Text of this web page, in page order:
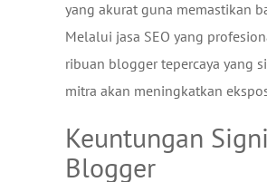
yang akurat guna memastikan
Melalui jasa SEO yang
ribuan blogger tepercaya yang
mitra akan meningkatkan
Keuntungan
Blogger